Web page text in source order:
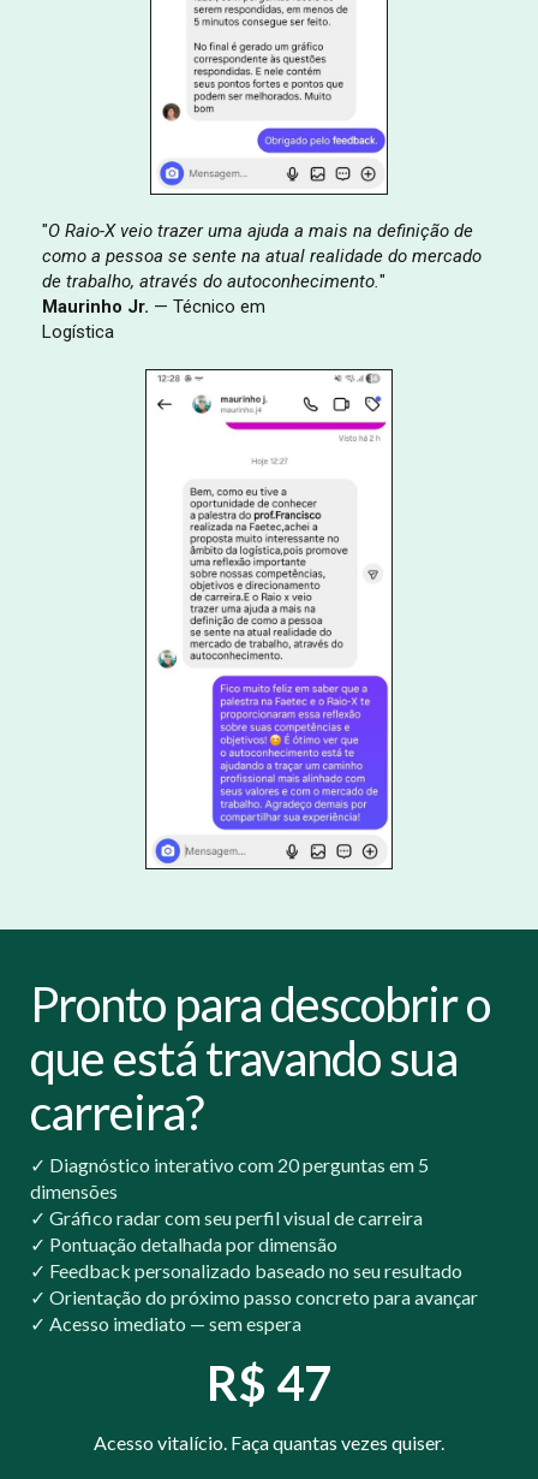
"O Raio-X veio trazer uma ajuda a mais na definição de
como a pessoa se sente na atual realidade do mercado
de trabalho, através do autoconhecimento."
Maurinho Jr. — Técnico em
Logística
Pronto para descobrir o
que está travando sua
carreira?
✓ Diagnóstico interativo com 20 perguntas em 5
dimensões
✓ Gráfico radar com seu perfil visual de carreira
✓ Pontuação detalhada por dimensão
✓ Feedback personalizado baseado no seu resultado
✓ Orientação do próximo passo concreto para avançar
✓ Acesso imediato — sem espera
R$ 47
Acesso vitalício. Faça quantas vezes quiser.